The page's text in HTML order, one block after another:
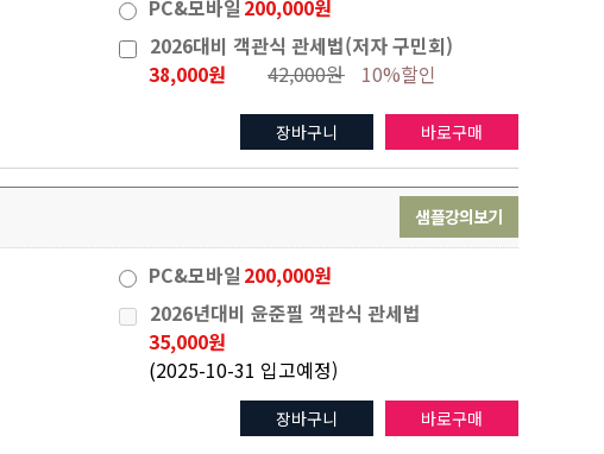
PC&모바일 200,000원
2026대비 객관식 관세법(저자 구민회)
38,000원
42,000원 10%할인
바로구매
장바구니
샘플강의보기
PC&모바일 200,000원
2026년대비 윤준필 객관식 관세법
35,000원
(2025-10-31 입고예정)
바로구매
장바구니